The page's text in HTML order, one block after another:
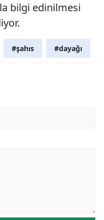
bilgi edinilmesi
#şahıs #dayağı